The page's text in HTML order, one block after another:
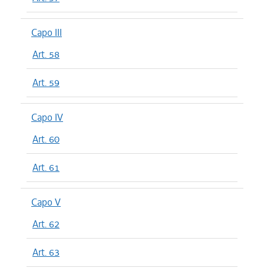
Capo III
Art. 58
Art. 59
Capo IV
Art. 60
Art. 61
Capo V
Art. 62
Art. 63